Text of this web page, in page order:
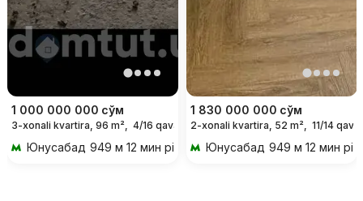
1 000 000 000 сўм
3-xonali kvartira, 96 m², 4/16 qavat
Юнусабад 949 м 12 мин piyoda
1 830 000 000 сўм
2-xonali kvartira, 52 m², 11/14 qavat
Юнусабад 949 м 12 мин